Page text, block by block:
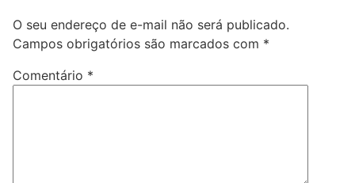
O seu endereço de e-mail não será publicado.
Campos obrigatórios são marcados com *
Comentário *